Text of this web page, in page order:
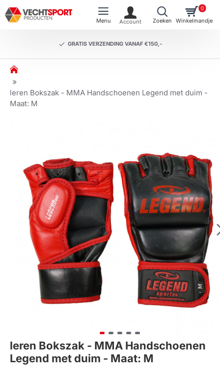
GRATIS VERZENDING VANAF €150,-
0
h
m
e
leren Bokszak - MMA Handschoenen Legend met duim -
Maat: M
leren Bokszak - MMA Handschoenen
Legend met duim - Maat: M